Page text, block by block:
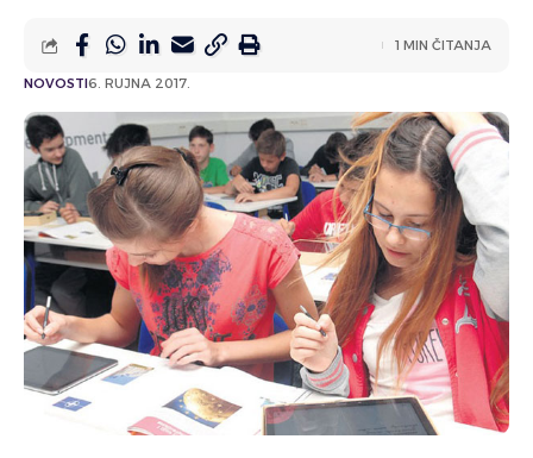
NOVOSTI6. RUJNA 2017.
1 MIN ČITANJA